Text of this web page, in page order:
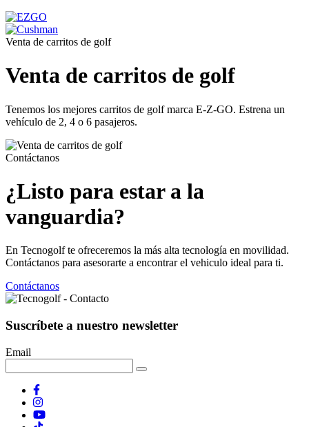
Venta de carritos de golf
Venta de carritos de golf
Tenemos los mejores carritos de golf marca E-Z-GO. Estrena un
vehículo de 2, 4 o 6 pasajeros.
Contáctanos
¿Listo para estar a la
vanguardia?
En Tecnogolf te ofreceremos la más alta tecnología en movilidad.
Contáctanos para asesorarte a encontrar el vehiculo ideal para ti.
Contáctanos
Suscríbete a nuestro newsletter
Email